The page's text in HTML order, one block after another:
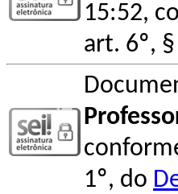
15:52,
art. 6º,
1º, do